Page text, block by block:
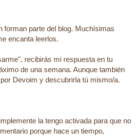
forman parte del blog. Muchísimas
encanta leerlos.
recibirás mi respuesta en tu
de una semana. Aunque también
Devoim y descubrirla tú mismo/a.
la tengo activada para que no
porque hace un tiempo,